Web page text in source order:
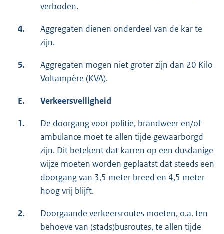
verboden.
4.
Aggregaten dienen onderdeel van de kar te
zijn.
5.
Aggregaten mogen niet groter zijn dan 20 Kilo
Voltampère (KVA).
E. Verkeersveiligheid
1.
De doorgang voor politie, brandweer en/of
ambulance moet te allen tijde gewaarborgd
zijn. Dit betekent dat karren op een dusdanige
wijze moeten worden geplaatst dat steeds een
doorgang van 3,5 meter breed en 4,5 meter
hoog vrij blijft.
2.
Doorgaande verkeersroutes moeten, o.a. ten
behoeve van (stads)busroutes, te allen tijde